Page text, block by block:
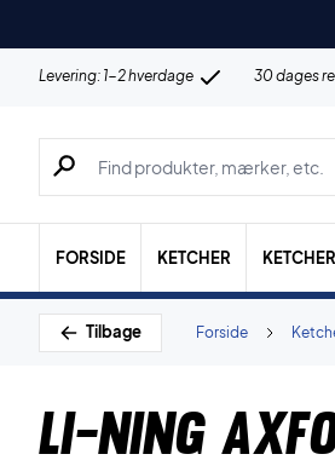
Levering: 1-2 hverdage 30 dages
Søg efter produkter, mærker etc.
FORSIDE KETCHER
Tilbage Forside
Li-Ning